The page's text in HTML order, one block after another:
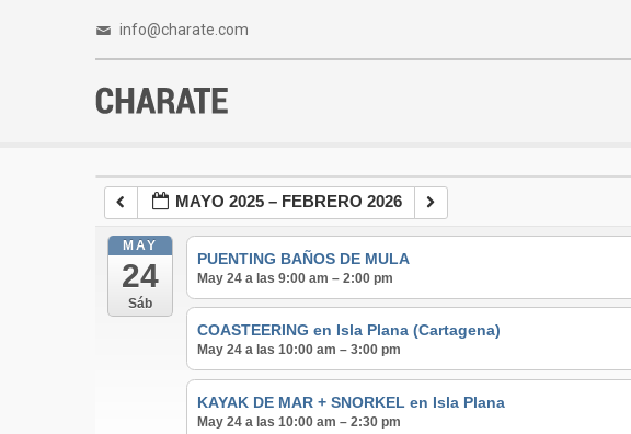
info@charate.com
MAYO 2025 – FEBRERO 2026
MAY
24
Sáb
PUENTING BAÑOS DE MULA
May 24 a las 9:00 am – 2:00 pm
COASTEERING en Isla Plana (Cartagena)
May 24 a las 10:00 am – 3:00 pm
KAYAK DE MAR + SNORKEL en Isla Plana
May 24 a las 10:00 am – 2:30 pm